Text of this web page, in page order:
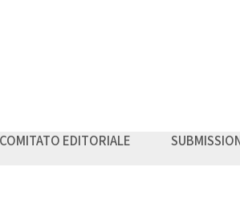
COMITATO EDITORIALE